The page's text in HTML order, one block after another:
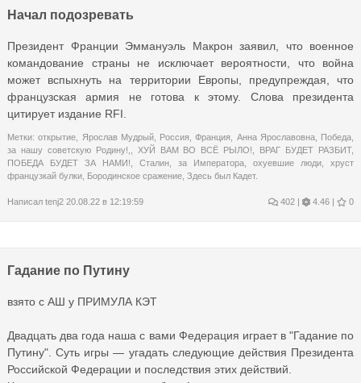
Начал подозревать
Президент Франции Эммануэль Макрон заявил, что военное
командование страны не исключает вероятности, что война
может вспыхнуть на территории Европы, предупреждая, что
французская армия не готова к этому. Слова президента
цитирует издание RFI.
Метки:открытие Ярослав Мудрый, Россия ,Франция Анна Ярославовна, Победа
за нашу советскую Родину!,
ХУЙ ВАМ ВО ВСЁ РЫЛО! ВРАГ БУДЕТ РАЗБИТ,
ПОБЕДА БУДЕТ ЗА НАМИ!
Сталин за Императора охуевшие люди
хруст
французкай булки
Бородинское сражение Здесь был Кадет.
Написал tenj2 20.08.22 в 12:19:59 402 4.46 | 0
Гадание по Путину
взято с АШ у ПРИМУЛА КЭТ
Двадцать два года наша с вами Федерация играет в "Гадание по
Путину". Суть игры — угадать следующие действия Президента
Российской Федерации и последствия этих действий.